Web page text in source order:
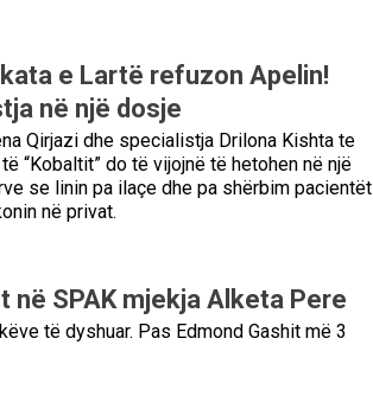
e Lartë refuzon Apelin!
në një dosje
Qirjazi dhe specialistja Drilona Kishta te
“Kobaltit” do të vijojnë të hetohen në një
se linin pa ilaçe dhe pa shërbim pacientët
në privat.
në SPAK mjekja Alketa Pere
të dyshuar. Pas Edmond Gashit më 3